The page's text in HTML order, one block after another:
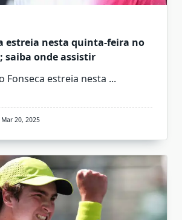
estreia nesta quinta-feira no
saiba onde assistir
Fonseca estreia nesta ...
Mar 20, 2025